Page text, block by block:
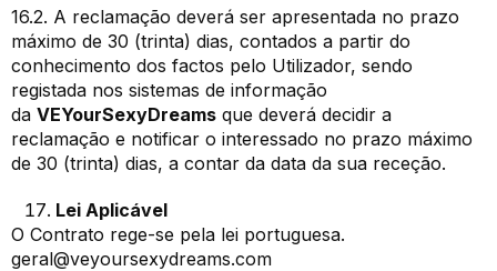
16.2. A reclamação deverá ser apresentada no prazo
máximo de 30 (trinta) dias, contados a partir do
conhecimento dos factos pelo Utilizador, sendo
registada nos sistemas de informação
da VEYourSexyDreams que deverá decidir a
reclamação e notificar o interessado no prazo máximo
de 30 (trinta) dias, a contar da data da sua receção.
Lei Aplicável
O Contrato rege-se pela lei portuguesa.
geral@veyoursexydreams.com